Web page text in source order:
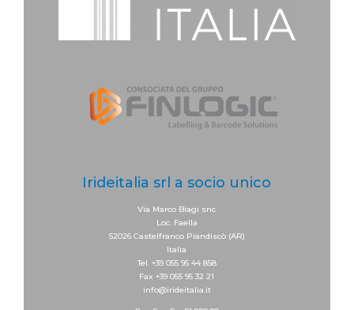
Irideitalia srl a socio unico
Via Marco Biagi snc
Loc. Faella
52026 Castelfranco Piandiscò (AR)
Italia
Tel. +39 055 95 44 858
Fax +39 055 95 32 21
info@irideitalia.it